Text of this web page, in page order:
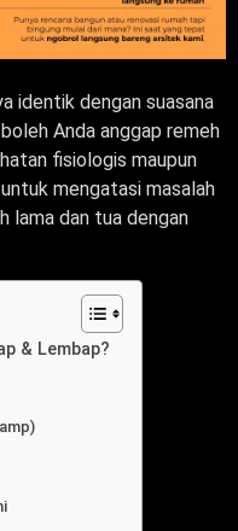
identik dengan suasana
Anda anggap remeh
fisiologis maupun
mengatasi masalah
lama dan tua dengan
& Lembap?